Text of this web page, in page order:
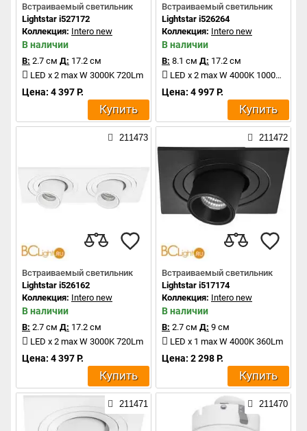
Встраиваемый светильник
Lightstar i527172
Коллекция: Intero new
В наличии
В: 2.7 см Д: 17.2 см
LED x 2 max W 3000K 720Lm
Цена: 4 397 Р.
Купить
Встраиваемый светильник
Lightstar i526264
Коллекция: Intero new
В наличии
В: 8.1 см Д: 17.2 см
LED x 2 max W 4000K 1000Lm
Цена: 4 997 Р.
Купить
211473
Встраиваемый светильник
Lightstar i526162
Коллекция: Intero new
В наличии
В: 2.7 см Д: 17.2 см
LED x 2 max W 3000K 720Lm
Цена: 4 397 Р.
Купить
211472
Встраиваемый светильник
Lightstar i517174
Коллекция: Intero new
В наличии
В: 2.7 см Д: 9 см
LED x 1 max W 4000K 360Lm
Цена: 2 298 Р.
Купить
211471 211470